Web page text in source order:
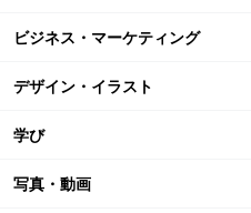
ビジネス・マーケティング
デザイン・イラスト
学び
写真・動画